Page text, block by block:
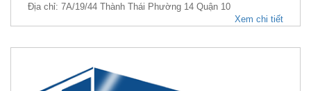
Địa chỉ: 7A/19/44 Thành Thái Phường 14 Quận 10
Xem chi tiết